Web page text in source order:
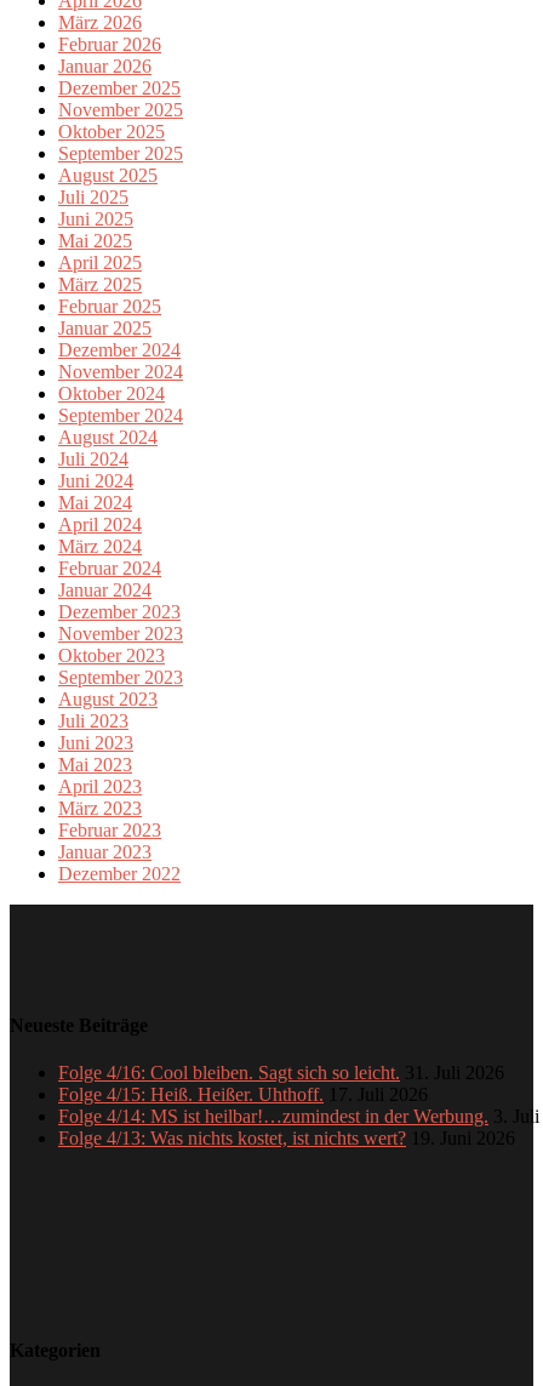
März 2026
Februar 2026
Januar 2026
Dezember 2025
November 2025
Oktober 2025
September 2025
August 2025
Juli 2025
Juni 2025
Mai 2025
April 2025
März 2025
Februar 2025
Januar 2025
Dezember 2024
November 2024
Oktober 2024
September 2024
August 2024
Juli 2024
Juni 2024
Mai 2024
April 2024
März 2024
Februar 2024
Januar 2024
Dezember 2023
November 2023
Oktober 2023
September 2023
August 2023
Juli 2023
Juni 2023
Mai 2023
April 2023
März 2023
Februar 2023
Januar 2023
Dezember 2022
Neueste Beiträge
Folge 4/16: Cool bleiben. Sagt sich so leicht. 31. Juli 2026
Folge 4/15: Heiß. Heißer. Uhthoff. 17. Juli 2026
Folge 4/14: MS ist heilbar!…zumindest in der Werbung. 3.
Folge 4/13: Was nichts kostet, ist nichts wert? 19. Juni 2026
Kategorien